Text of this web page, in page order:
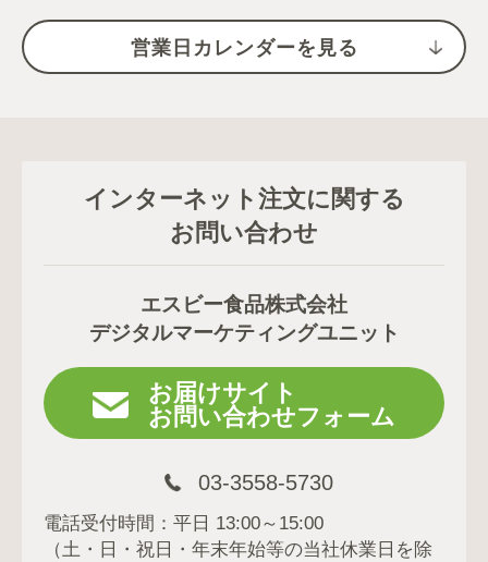
営業日カレンダーを見る
インターネット注文に関する
お問い合わせ
エスビー食品株式会社
デジタルマーケティングユニット
お届けサイト
お問い合わせフォーム
03-3558-5730
電話受付時間：平日 13:00～15:00
（土・日・祝日・年末年始等の当社休業日を除